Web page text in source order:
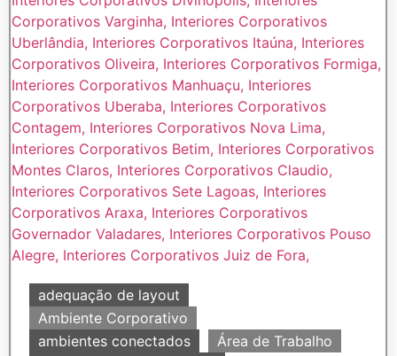
adequação de layout
Ambiente Corporativo
ambientes conectados
Área de Trabalho